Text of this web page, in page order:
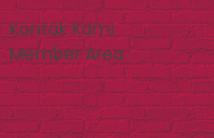
Kontak Kami
Member Area